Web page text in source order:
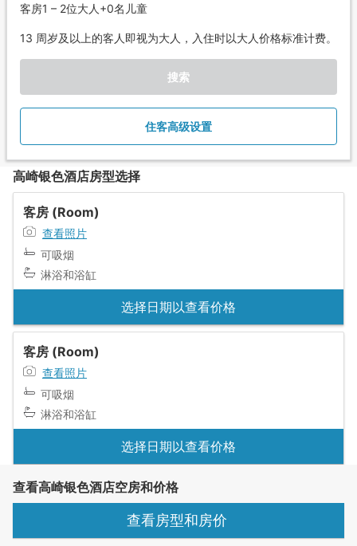
客房1 – 2位大人+0名儿童
13 周岁及以上的客人即视为大人，入住时以大人价格标准计费。
搜索
住客高级设置
高崎银色酒店房型选择
客房 (Room)
查看照片
可吸烟
淋浴和浴缸
选择日期以查看价格
客房 (Room)
查看照片
可吸烟
淋浴和浴缸
选择日期以查看价格
查看高崎银色酒店空房和价格
查看房型和房价